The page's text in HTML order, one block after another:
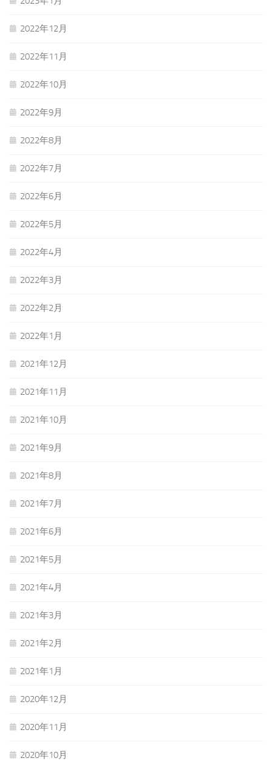
2022年12月
2022年11月
2022年10月
2022年9月
2022年8月
2022年7月
2022年6月
2022年5月
2022年4月
2022年3月
2022年2月
2022年1月
2021年12月
2021年11月
2021年10月
2021年9月
2021年8月
2021年7月
2021年6月
2021年5月
2021年4月
2021年3月
2021年2月
2021年1月
2020年12月
2020年11月
2020年10月